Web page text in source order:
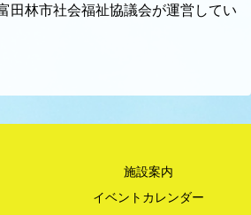
田林市社会福祉協議会が運営してい
施設案内
イベントカレンダー